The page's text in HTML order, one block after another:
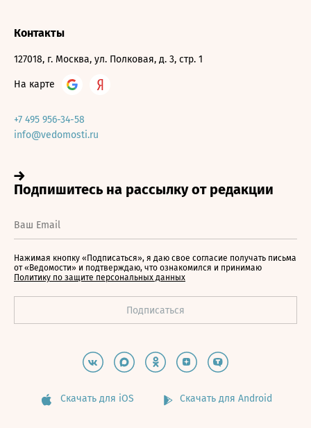
Контакты
127018, г. Москва, ул. Полковая, д. 3, стр. 1
На карте
+7 495 956-34-58
info@vedomosti.ru
Нажимая кнопку «Подписаться», я даю свое согласие получать письма
от «Ведомости» и подтверждаю, что ознакомился и принимаю
Политику по защите персональных данных
Скачать для iOS Скачать для Android